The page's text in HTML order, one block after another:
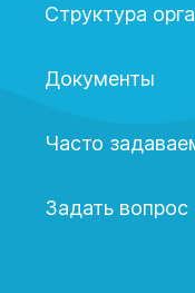
Структура
Документы
Часто
Задать вопрос